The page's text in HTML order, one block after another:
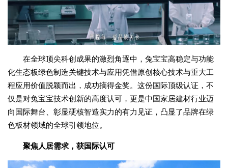
在全球顶尖科创成果的激烈角逐中，兔宝宝高稳定与功能
化生态板绿色制造关键技术与应用凭借原创核心技术与重大工
程应用价值脱颖而出，成功摘得金奖。这份国际顶级认证，不
仅是对兔宝宝技术创新的高度认可，更是中国家居建材行业迈
向国际舞台、彰显硬核智造实力的有力见证，凸显了品牌在绿
色板材领域的全球引领地位。
聚焦人居需求，获国际认可